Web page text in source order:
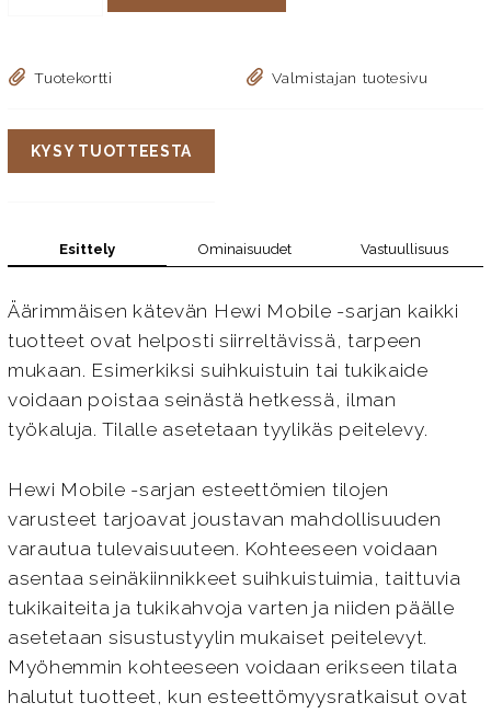
Tuotekortti Valmistajan tuotesivu
KYSY TUOTTEESTA
Esittely Ominaisuudet Vastuullisuus
Äärimmäisen kätevän Hewi Mobile -sarjan kaikki
tuotteet ovat helposti siirreltävissä, tarpeen
mukaan. Esimerkiksi suihkuistuin tai tukikaide
voidaan poistaa seinästä hetkessä, ilman
työkaluja. Tilalle asetetaan tyylikäs peitelevy.
Hewi Mobile -sarjan esteettömien tilojen
varusteet tarjoavat joustavan mahdollisuuden
varautua tulevaisuuteen. Kohteeseen voidaan
asentaa seinäkiinnikkeet suihkuistuimia, taittuvia
tukikaiteita ja tukikahvoja varten ja niiden päälle
asetetaan sisustustyylin mukaiset peitelevyt.
Myöhemmin kohteeseen voidaan erikseen tilata
halutut tuotteet, kun esteettömyysratkaisut ovat